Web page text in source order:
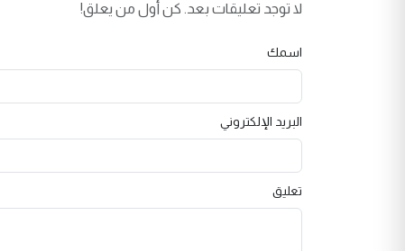
لا توجد تعليقات بعد. كن أول من يعلق!
اسمك
البريد الإلكتروني
تعليق